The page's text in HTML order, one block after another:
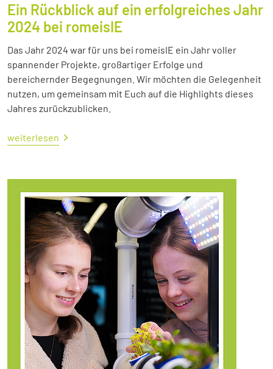
Ein Rückblick auf ein erfolgreiches Jahr
2024 bei romeisIE
Das Jahr 2024 war für uns bei romeisIE ein Jahr voller
spannender Projekte, großartiger Erfolge und
bereichernder Begegnungen. Wir möchten die Gelegenheit
nutzen, um gemeinsam mit Euch auf die Highlights dieses
Jahres zurückzublicken.
weiterlesen